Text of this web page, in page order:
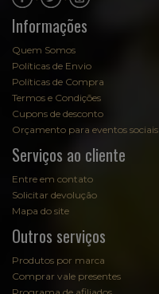
Informações
Quem Somos
Políticas de Envio
Políticas de Compra
Termos e Condições
Cupons de desconto
Orçamento para eventos sociais
Serviços ao cliente
Entre em contato
Solicitar devolução
Mapa do site
Outros serviços
Produtos por marca
Comprar vale presentes